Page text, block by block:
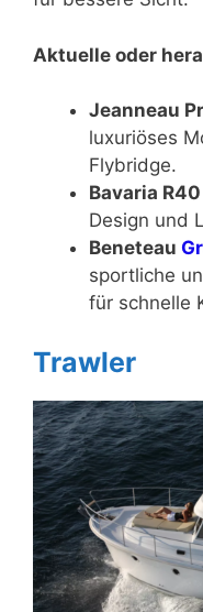
Aktuelle oder
Jeanneau
luxuriöses
Flybridge.
Bavaria
Design und
Beneteau
sportliche
für schnelle
Trawler